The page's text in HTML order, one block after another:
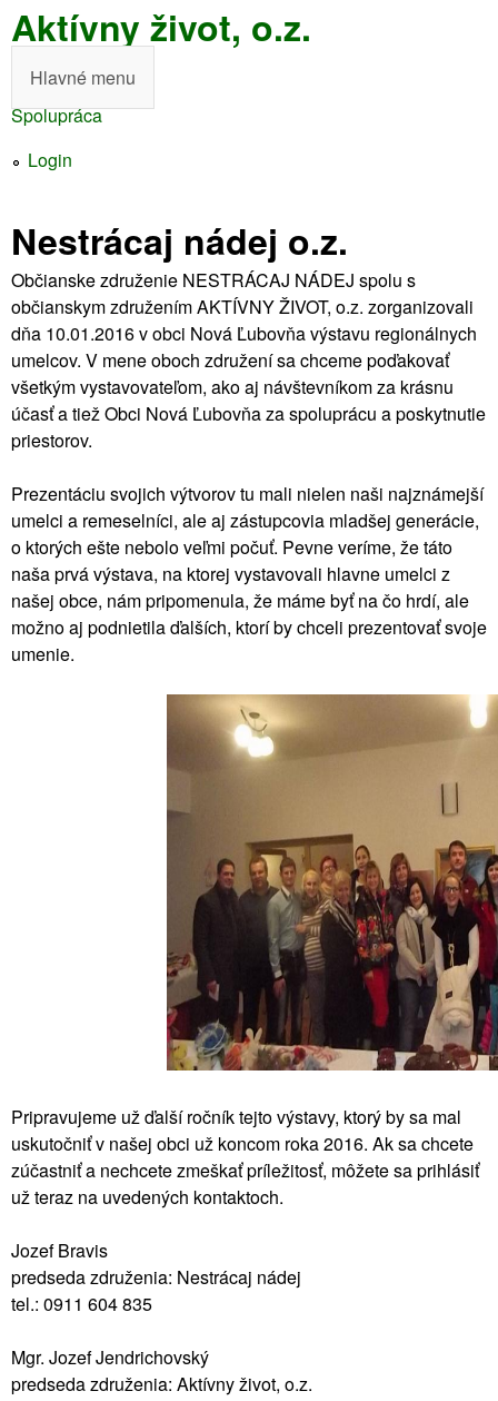
Skočiť
na
Aktívny život, o.z.
l
a
n
é
m
e
n
u
Hlavné menu
Nachádzate
tu
Spolupráca
Login
Nestrácaj nádej o.z.
Občianske združenie NESTRÁCAJ NÁDEJ spolu s
občianskym združením AKTÍVNY ŽIVOT, o.z. zorganizovali
dňa 10.01.2016 v obci Nová Ľubovňa výstavu regionálnych
umelcov. V mene oboch združení sa chceme poďakovať
všetkým vystavovateľom, ako aj návštevníkom za krásnu
účasť a tiež Obci Nová Ľubovňa za spoluprácu a poskytnutie
priestorov.
Prezentáciu svojich výtvorov tu mali nielen naši najznámejší
umelci a remeselníci, ale aj zástupcovia mladšej generácie,
o ktorých ešte nebolo veľmi počuť. Pevne veríme, že táto
naša prvá výstava, na ktorej vystavovali hlavne umelci z
našej obce, nám pripomenula, že máme byť na čo hrdí, ale
možno aj podnietila ďalších, ktorí by chceli prezentovať svoje
umenie.
Pripravujeme už ďalší ročník tejto výstavy, ktorý by sa mal
uskutočniť v našej obci už koncom roka 2016. Ak sa chcete
zúčastniť a nechcete zmeškať príležitosť, môžete sa prihlásiť
už teraz na uvedených kontaktoch.
Jozef Bravis
predseda združenia: Nestrácaj nádej
tel.: 0911 604 835
Mgr. Jozef Jendrichovský
predseda združenia: Aktívny život, o.z.